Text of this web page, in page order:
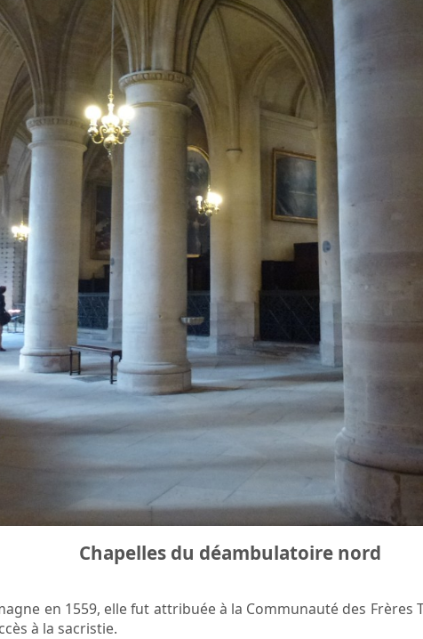
Chapelles du déambulatoire nord
en 1559, elle fut attribuée à la Communauté des Frères
à la sacristie.